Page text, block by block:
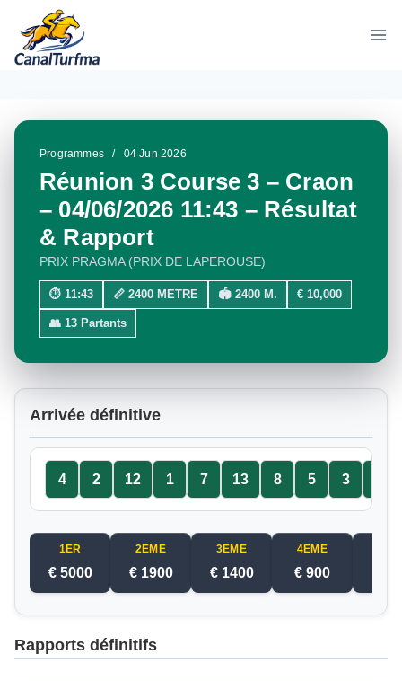
contenu
Programmes / 04 Jun 2026
Réunion 3 Course 3 – Craon
– 04/06/2026 11:43 – Résultat
& Rapport
PRIX PRAGMA (PRIX DE LAPEROUSE)
⏱ 11:43 📏 2400 METRE 🏟 2400 M. € 10,000
👥 13 Partants
Arrivée définitive
4 2 12 1 7 13 8 5 3
1ER
€ 5000
2EME
€ 1900
3EME
€ 1400
4EME
€ 900
Rapports définitifs